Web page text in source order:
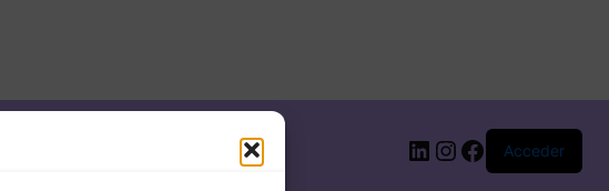
LinkedIn
Instagram
Facebook
Acceder